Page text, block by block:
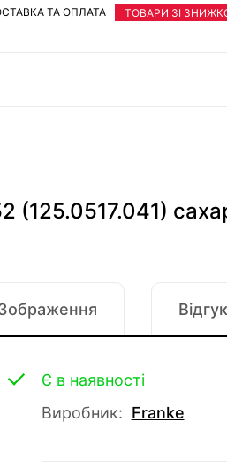
ТА ОПЛАТА ТОВАРИ ЗІ
(125.0517.041)
Є в наявності
Виробник: Franke